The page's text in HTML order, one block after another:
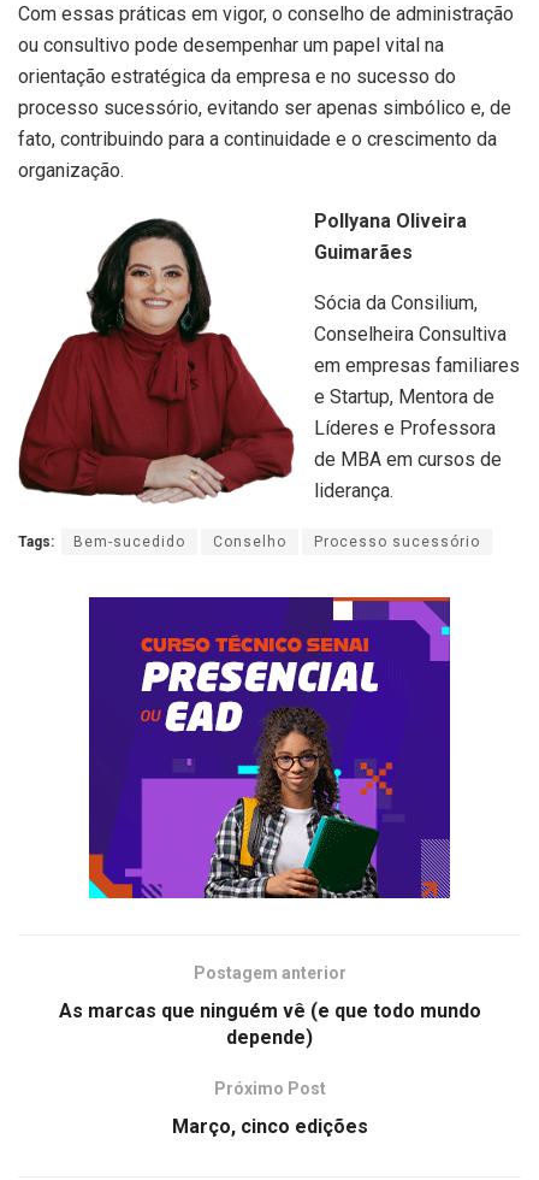
Com essas práticas em vigor, o conselho de administração
ou consultivo pode desempenhar um papel vital na
orientação estratégica da empresa e no sucesso do
processo sucessório, evitando ser apenas simbólico e, de
fato, contribuindo para a continuidade e o crescimento da
organização.
Pollyana Oliveira
Guimarães
Sócia da Consilium,
Conselheira Consultiva
em empresas familiares
e Startup, Mentora de
Líderes e Professora
de MBA em cursos de
liderança.
Tags: Bem-sucedido Conselho Processo sucessório
Postagem anterior
As marcas que ninguém vê (e que todo mundo
depende)
Próximo Post
Março, cinco edições